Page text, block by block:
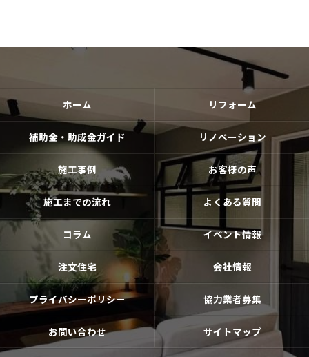
ホーム リフォーム
補助金・助成金ガイド リノベーション
施工事例 お客様の声
施工までの流れ よくある質問
コラム イベント情報
注文住宅 会社情報
プライバシーポリシー 協力業者募集
お問い合わせ サイトマップ